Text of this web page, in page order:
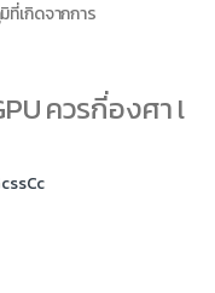
กิดจากการ
ควรกี่องศา l